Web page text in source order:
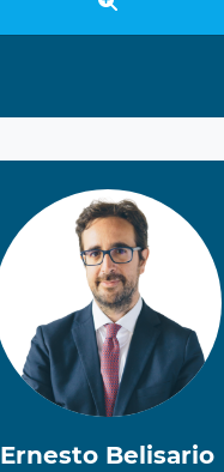
Ernesto Belisario